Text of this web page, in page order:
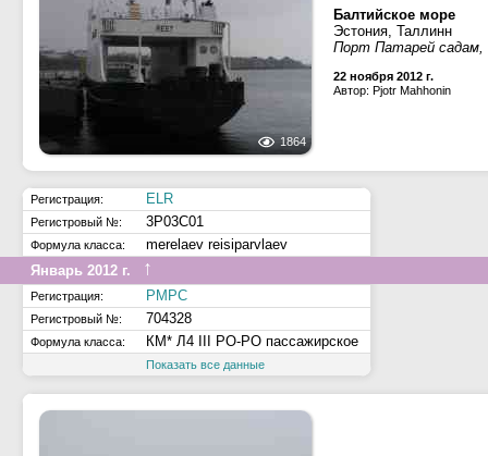
1864
Балтийское море
Эстония, Таллинн
Порт Патарей садам,
22 ноября 2012 г.
Автор: Pjotr Mahhonin
Регистрация: ELR
Регистровый №: 3P03C01
Формула класса:
merelaev reisiparvlaev
Январь 2012 г.
↑
Регистрация: РМРС
Регистровый №: 704328
Формула класса: КМ* Л4 III РО-РО пассажирское
Показать все данные